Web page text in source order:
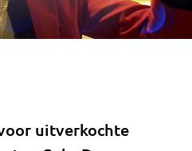
uitverkochte